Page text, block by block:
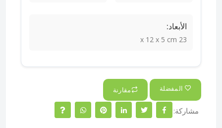
الأبعاد:
23 x 12 x 5 cm
المفضلة مقارنة
مشاركة: